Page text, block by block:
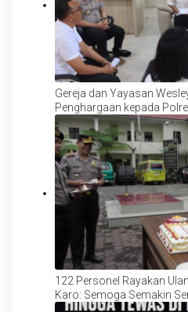
Gereja dan Yayasan
Penghargaan kepada
Lindungi Anak dan
122 Personel Rayakan
Karo: Semoga Semakin